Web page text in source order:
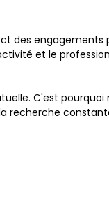
des
et le
C'est
recherche